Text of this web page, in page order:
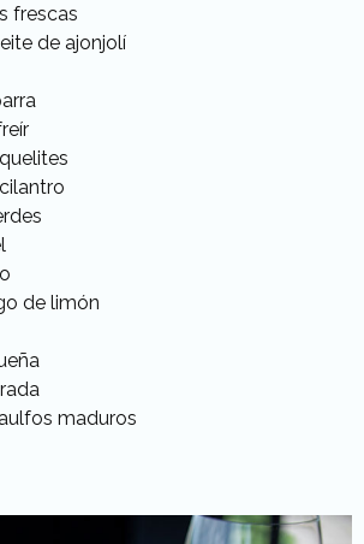
frescas
de ajonjolí
de limón
maduros